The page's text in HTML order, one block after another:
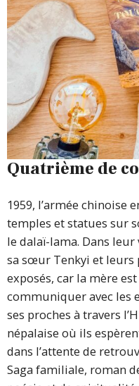
Quatrième de
1959, l’armée chinoise
temples et statues sur
le dalaï-lama. Dans
sa sœur Tenkyi et
exposés, car la mère
communiquer avec les
ses proches à travers
népalaise où ils
dans l’attente de
Saga familiale, roman